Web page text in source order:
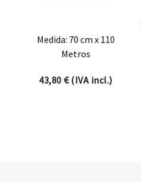
Medida: 70 cm x 110
Metros
43,80€(IVA incl.)